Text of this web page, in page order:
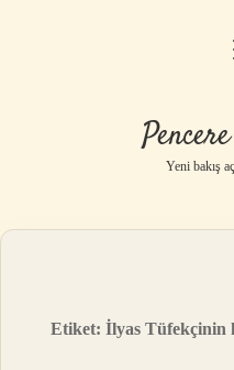
Yeni bakış
Etiket:İlyas Tüfekçinin